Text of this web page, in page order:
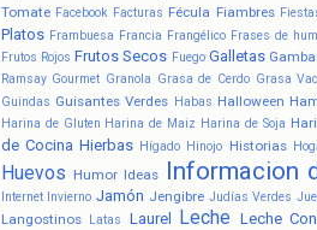
Tomate Facebook Facturas Fécula Fiambres
Platos Frambuesa Francia Frangélico Frases de
Frutos Rojos Frutos Secos Fuego Galletas
Ramsay Gourmet Granola Grasa de Cerdo Grasa
Guindas Guisantes Verdes Habas Halloween
Harina de Gluten Harina de Maiz Harina de Soja
de Cocina Hierbas Hígado Hinojo Historias
Huevos Humor Ideas Informacion
Internet Invierno Jamón Jengibre Judías Verdes
Langostinos Latas Laurel Leche Leche